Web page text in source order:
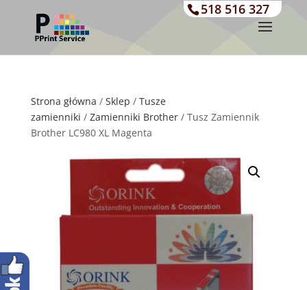
518 516 327
Strona główna / Sklep / Tusze
zamienniki / Zamienniki Brother/ Tusz Zamiennik
Brother LC980 XL Magenta